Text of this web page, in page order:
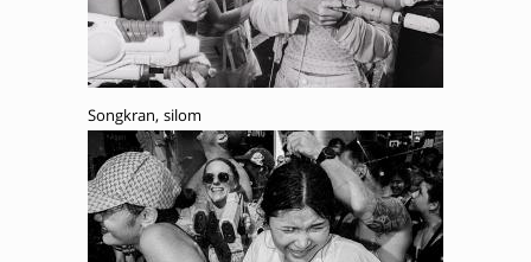
Songkran, silom